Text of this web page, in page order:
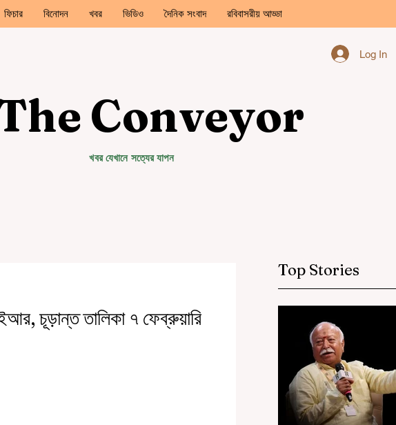
ফিচার বিনোদন খবর ভিডিও দৈনিক সংবাদ রবিবাসরীয় আড্ডা
Conveyor
Log In
খবর যেখানে সত্যের যাপন
চূড়ান্ত তালিকা ৭ ফেব্রুয়ারি
Top Stories